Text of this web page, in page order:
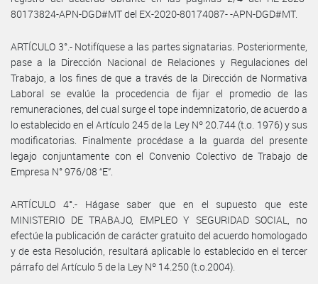
80173824-APN-DGD#MT del EX-2020-80174087- -APN-DGD#MT.
ARTÍCULO 3°.- Notifíquese a las partes signatarias. Posteriormente,
pase a la Dirección Nacional de Relaciones y Regulaciones del
Trabajo, a los fines de que a través de la Dirección de Normativa
Laboral se evalúe la procedencia de fijar el promedio de las
remuneraciones, del cual surge el tope indemnizatorio, de acuerdo a
lo establecido en el Artículo 245 de la Ley Nº 20.744 (t.o. 1976) y sus
modificatorias. Finalmente procédase a la guarda del presente
legajo conjuntamente con el Convenio Colectivo de Trabajo de
Empresa N° 976/08 “E”.
ARTÍCULO 4°.- Hágase saber que en el supuesto que este
MINISTERIO DE TRABAJO, EMPLEO Y SEGURIDAD SOCIAL, no
efectúe la publicación de carácter gratuito del acuerdo homologado
y de esta Resolución, resultará aplicable lo establecido en el tercer
párrafo del Artículo 5 de la Ley Nº 14.250 (t.o.2004).